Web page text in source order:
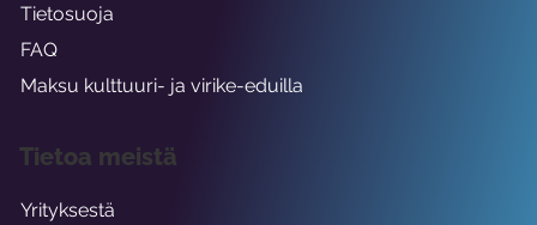
Tietosuoja
FAQ
Maksu kulttuuri- ja virike-eduilla
Tietoa meistä
Yrityksestä